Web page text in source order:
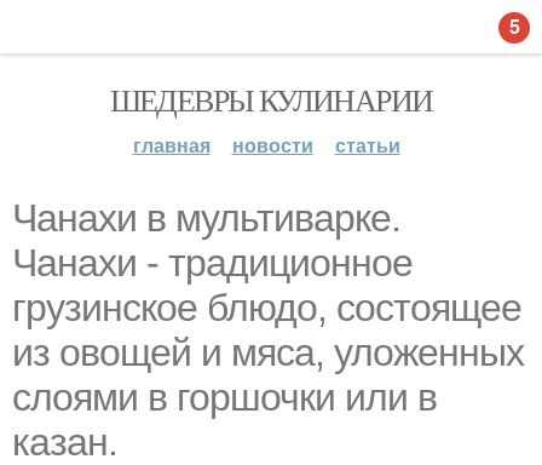
ШЕДЕВРЫ КУЛИНАРИИ
главная новости статьи
Чанахи в мультиварке.
Чанахи - традиционное
грузинское блюдо, состоящее
из овощей и мяса, уложенных
слоями в горшочки или в
казан.
5